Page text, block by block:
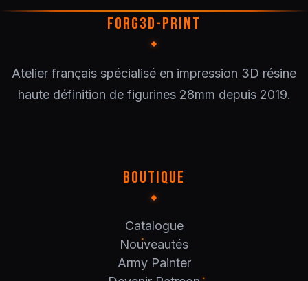
FORG3D-PRINT
Atelier français spécialisé en impression 3D résine
haute définition de figurines 28mm depuis 2019.
BOUTIQUE
Catalogue
Nouveautés
Army Painter